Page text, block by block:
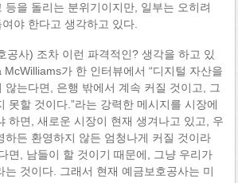
등을 돌리는 분위기이지만, 일부는 오히려
야 한다고 생각하고 있다.
공사) 조차 이런 파격적인? 생각을 하고 있
가 한 인터뷰에서 “디지털 자산을
않는다면, 은행 밖에서 계속 커질 것이고, 그
못할 것이다.”라는 강력한 메시지를 시장에
하면, 새로운 시장이 현재 생겨나고 있고, 우
하든 환영하지 않든 엄청나게 커질 것이라
면, 남들이 할 것이기 때문에, 그냥 우리가
는 것이다. 그래서 현재 예금보호공사는 미